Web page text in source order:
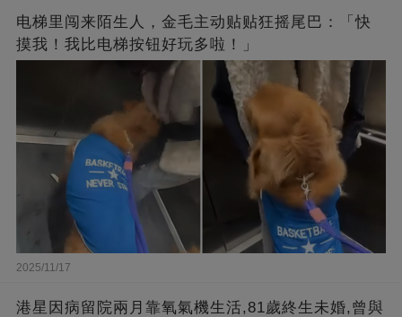
电梯里闯来陌生人，金毛主动贴贴狂摇尾巴：「快
摸我！我比电梯按钮好玩多啦！」
2025/11/17
港星因病留院兩月靠氧氣機生活,81歲終生未婚,曾與